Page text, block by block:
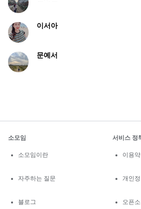
이서아
문예서
소모임
소모임이란
자주하는 질문
블로그
서비스 정
이용
개인
오픈